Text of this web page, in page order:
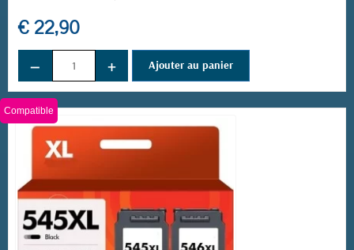
€ 22,90
− + Ajouter au panier
Compatible